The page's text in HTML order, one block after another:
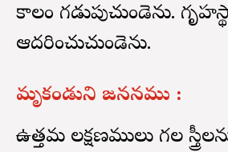
కాలం గడుపుచుండెను.
ఆదరించుచుండెను.
మృకండుని జననము :
ఉత్తమ లక్షణములు గల